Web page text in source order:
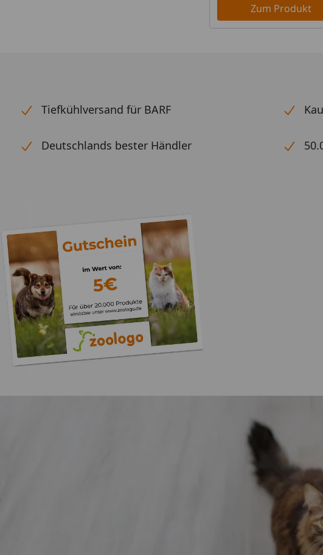
Zum Produkt
Tiefkühlversand für BARF
Deutschlands bester Händler
„Gute Erfahrung mit
Zoologo,schnelle Lieferung,
top“
31.07.2026